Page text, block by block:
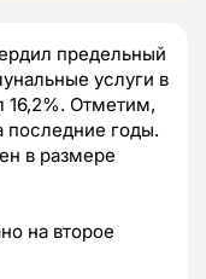
предельный
услуги в
16,2%. Отметим,
последние годы.
в размере
на второе